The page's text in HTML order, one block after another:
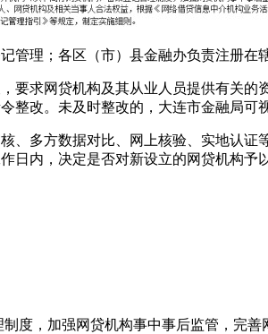
理；各区（市）县金融办负责注册在
求网贷机构及其从业人员提供有关的
改。未及时整改的，大连市金融局可
多方数据对比、网上核验、实地认证
内，决定是否对新设立的网贷机构予
，加强网贷机构事中事后监管，完善